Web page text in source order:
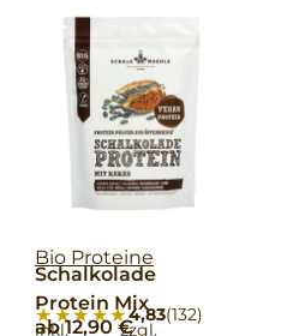
Bio Proteine
Schalkolade
Protein Mix
★★★★★
★★★★★4,83(132)
ab12,90€
inkl.
zzgl.